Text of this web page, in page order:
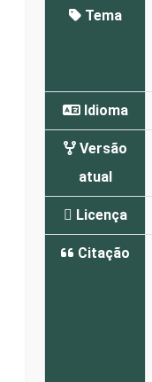
Tema
Idioma
Versão
atual
Licença
Citação